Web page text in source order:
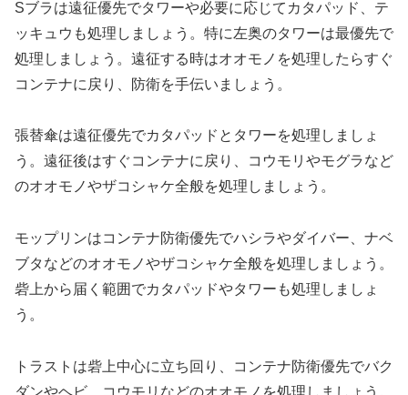
Sブラは遠征優先でタワーや必要に応じてカタパッド、テ
ッキュウも処理しましょう。特に左奥のタワーは最優先で
処理しましょう。遠征する時はオオモノを処理したらすぐ
コンテナに戻り、防衛を手伝いましょう。
張替傘は遠征優先でカタパッドとタワーを処理しましょ
う。遠征後はすぐコンテナに戻り、コウモリやモグラなど
のオオモノやザコシャケ全般を処理しましょう。
モップリンはコンテナ防衛優先でハシラやダイバー、ナベ
ブタなどのオオモノやザコシャケ全般を処理しましょう。
砦上から届く範囲でカタパッドやタワーも処理しましょ
う。
トラストは砦上中心に立ち回り、コンテナ防衛優先でバク
ダンやヘビ、コウモリなどのオオモノを処理しましょう。